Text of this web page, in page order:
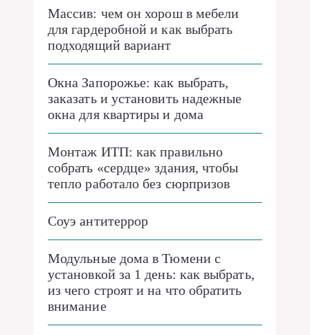
Массив: чем он хорош в мебели
для гардеробной и как выбрать
подходящий вариант
Окна Запорожье: как выбрать,
заказать и установить надежные
окна для квартиры и дома
Монтаж ИТП: как правильно
собрать «сердце» здания, чтобы
тепло работало без сюрпризов
Соуэ антитеррор
Модульные дома в Тюмени с
установкой за 1 день: как выбрать,
из чего строят и на что обратить
внимание